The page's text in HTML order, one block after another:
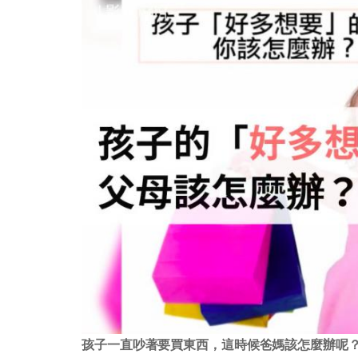
孩子一直吵著要買東西，這時候爸媽該怎麼辦呢